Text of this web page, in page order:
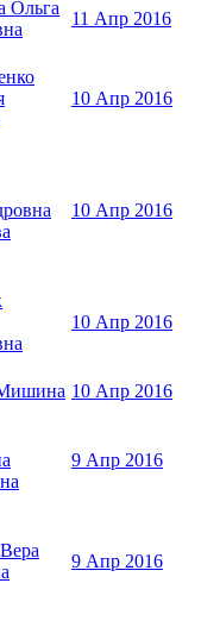
Ольга
11 Апр 2016
10 Апр 2016
10 Апр 2016
10 Апр 2016
10 Апр 2016
9 Апр 2016
9 Апр 2016